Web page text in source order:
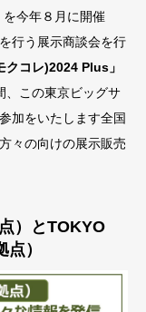
を今年８月に開催
行う展示商談会を行
クコレ)2024 Plus」
、この東京ビッグサ
加をいたします全国
々の向けの展示販売
）とTOKYO
）